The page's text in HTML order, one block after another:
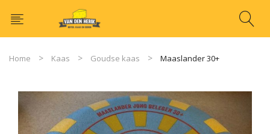
Home Kaas Goudse kaas Maaslander 30+